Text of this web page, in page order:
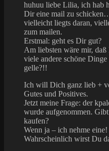
huhuu liebe Lilia, ich hab
Dir eine mail zu
vielleicht liegts daran,
zum mailen.
Erstmal: geht es Dir gut?
Am liebsten wäre mir,
viele andere schöne
gelle?!!
Ich will Dich ganz lieb +
Gutes und Positives.
Jetzt meine Frage: der
wurde aufgenommen.
kaufen?
Wenn ja – ich nehme eine!
Wahrscheinlich wirst Du